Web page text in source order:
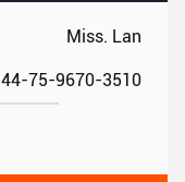
Miss. Lan
44-75-9670-3510